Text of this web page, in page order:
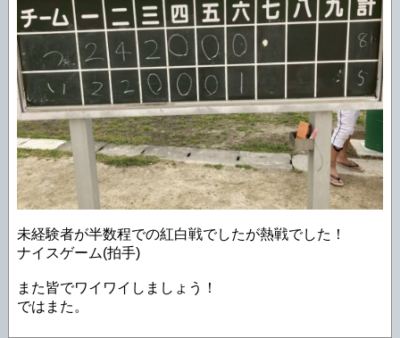
未経験者が半数程での紅白戦でしたが熱戦でした！
ナイスゲーム(拍手)
また皆でワイワイしましょう！
ではまた。